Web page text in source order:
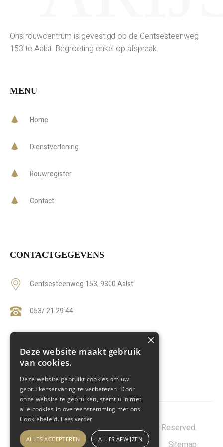
Ons rouwcentrum is gevestigd op de Gentsesteenweg
153 te Aalst. Begroeting enkel op afspraak.
MENU
Home
Dienstverlening
Rouwregister
Contact
CONTACTGEGEVENS
Gentsesteenweg 153, 9300 Aalst
053/ 21 29 44
BTW BE0886013836
Privacy Policy-Cookie Policy- Sitemap
© 2021 Arijs Begrafenissen. All Rights Reserved.
×
Deze website maakt gebruik
van cookies.
Deze website gebruikt cookies om uw
gebruikerservaring te verbeteren. Door
onze website te gebruiken, stemt u in met
alle cookies in overeenstemming met ons
Cookiebeleid. Lees verder
ALLES ACCEPTEREN ALLES AFWIJZEN